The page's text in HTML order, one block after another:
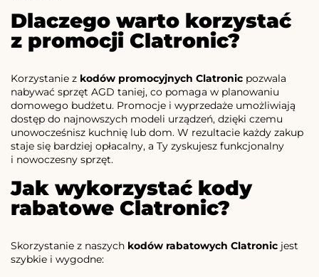
Dlaczego warto korzystać
z promocji Clatronic?
Korzystanie z kodów promocyjnych Clatronic pozwala
nabywać sprzęt AGD taniej, co pomaga w planowaniu
domowego budżetu. Promocje i wyprzedaże umożliwiają
dostęp do najnowszych modeli urządzeń, dzięki czemu
unowocześnisz kuchnię lub dom. W rezultacie każdy zakup
staje się bardziej opłacalny, a Ty zyskujesz funkcjonalny
i nowoczesny sprzęt.
Jak wykorzystać kody
rabatowe Clatronic?
Skorzystanie z naszych kodów rabatowych Clatronic jest
szybkie i wygodne: